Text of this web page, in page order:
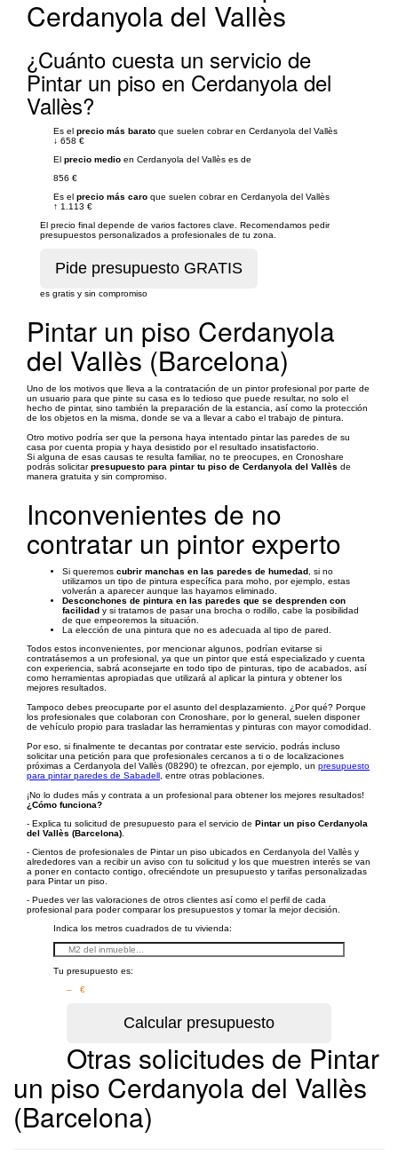
Cerdanyola del Vallès
¿Cuánto cuesta un servicio de
Pintar un piso en Cerdanyola del
Vallès?
Es el precio más barato que suelen cobrar en Cerdanyola del Vallès
↓ 658 €
El precio medio en Cerdanyola del Vallès es de
856 €
Es el precio más caro que suelen cobrar en Cerdanyola del Vallès
↑ 1.113 €
El precio final depende de varios factores clave. Recomendamos pedir
presupuestos personalizados a profesionales de tu zona.
es gratis y sin compromiso
Pintar un piso Cerdanyola
del Vallès (Barcelona)
Uno de los motivos que lleva a la contratación de un pintor profesional por parte de
un usuario para que pinte su casa es lo tedioso que puede resultar, no solo el
hecho de pintar, sino también la preparación de la estancia, así como la protección
de los objetos en la misma, donde se va a llevar a cabo el trabajo de pintura.
Otro motivo podría ser que la persona haya intentado pintar las paredes de su
casa por cuenta propia y haya desistido por el resultado insatisfactorio.
Si alguna de esas causas te resulta familiar, no te preocupes, en Cronoshare
podrás solicitarpresupuesto para pintar tu piso de Cerdanyola del Vallès de
manera gratuita y sin compromiso.
Inconvenientes de no
contratar un pintor experto
Si queremos cubrir manchas en las paredes de humedad , si no
utilizamos un tipo de pintura específica para moho, por ejemplo, estas
volverán a aparecer aunque las hayamos eliminado.
Desconchones de pintura en las paredes que se desprenden con
facilidad y si tratamos de pasar una brocha o rodillo, cabe la posibilidad
de que empeoremos la situación.
La elección de una pintura que no es adecuada al tipo de pared.
Todos estos inconvenientes, por mencionar algunos, podrían evitarse si
contratásemos a un profesional, ya que un pintor que está especializado y cuenta
con experiencia, sabrá aconsejarte en todo tipo de pinturas, tipo de acabados, así
como herramientas apropiadas que utilizará al aplicar la pintura y obtener los
mejores resultados.
Tampoco debes preocuparte por el asunto del desplazamiento. ¿Por qué? Porque
los profesionales que colaboran con Cronoshare, por lo general, suelen disponer
de vehículo propio para trasladar las herramientas y pinturas con mayor comodidad.
Por eso, si finalmente te decantas por contratar este servicio, podrás incluso
solicitar una petición para que profesionales cercanos a ti o de localizaciones
próximas a Cerdanyola del Vallès (08290) te ofrezcan, por ejemplo, un presupuesto
para pintar paredes de Sabadell , entre otras poblaciones.
¡No lo dudes más y contrata a un profesional para obtener los mejores resultados!
¿Cómo funciona?
- Explica tu solicitud de presupuesto para el servicio de Pintar un piso Cerdanyola
del Vallès (Barcelona)
- Cientos de profesionales de Pintar un piso ubicados en Cerdanyola del Vallès y
alrededores van a recibir un aviso con tu solicitud y los que muestren interés se van
a poner en contacto contigo, ofreciéndote un presupuesto y tarifas personalizadas
para Pintar un piso.
- Puedes ver las valoraciones de otros clientes así como el perfil de cada
profesional para poder comparar los presupuestos y tomar la mejor decisión.
Indica los metros cuadrados de tu vivienda:
Tu presupuesto es:
– €
Otras solicitudes de Pintar
un piso Cerdanyola del Vallès
(Barcelona)